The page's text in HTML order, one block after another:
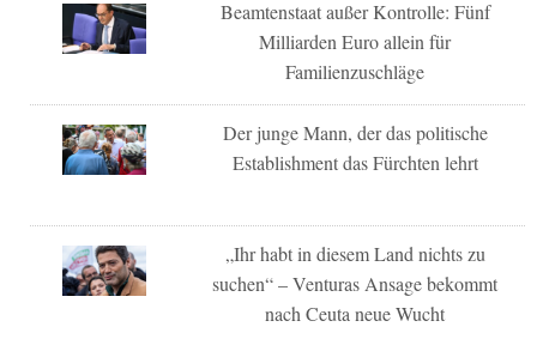
Beamtenstaat außer Kontrolle: Fünf
Milliarden Euro allein für
Familienzuschläge
Der junge Mann, der das politische
Establishment das Fürchten lehrt
„Ihr habt in diesem Land nichts zu
suchen“ – Venturas Ansage bekommt
nach Ceuta neue Wucht